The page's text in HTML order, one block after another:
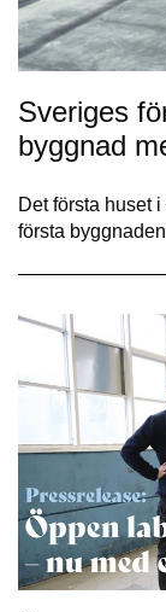
Sveriges
byggnad
Det första huset
första